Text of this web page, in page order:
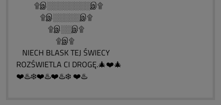
۩இ░░░░░░░░இ۩
۩இ░░░░░இ۩
۩இ░░இ۩
۩இ۩
NIECH BLASK TEJ ŚWIECY
ROZŚWIETLA CI DROGĘ.🎄❤️🎄
❤️♨️❄️❤️♨️❤️♨️❄️ ❤️♨️